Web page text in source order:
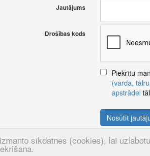
sīkdatnes (cookies), lai
Jautājums
Drošības kods
Piekrītu
(vārda,
apstrādei
Nosūtīt